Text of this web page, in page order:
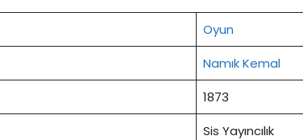
Oyun
Namık Kemal
1873
Sis Yayıncılık